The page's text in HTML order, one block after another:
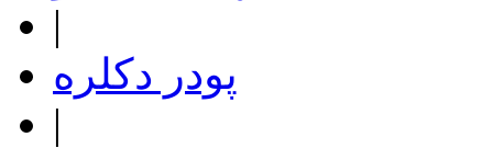
|
پودر دکلره
|